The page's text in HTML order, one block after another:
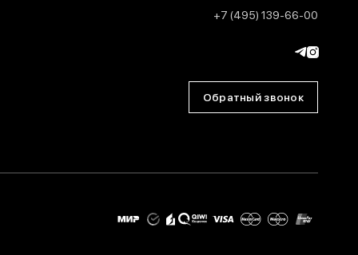
+7 (495) 139-66-00
Обратный звонок